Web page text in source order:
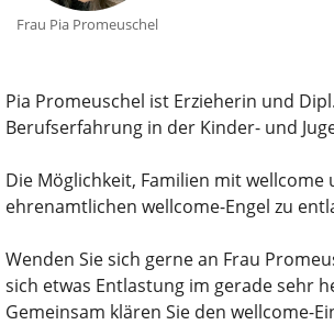
Frau Pia Promeuschel
Pia Promeuschel ist Erzieherin und
Berufserfahrung in der Kinder- und
Die Möglichkeit, Familien mit
ehrenamtlichen wellcome-Engel zu
Wenden Sie sich gerne an Frau
sich etwas Entlastung im gerade sehr
Gemeinsam klären Sie den wellcome-